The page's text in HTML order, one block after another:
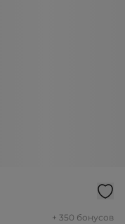
+ 350 бонусов